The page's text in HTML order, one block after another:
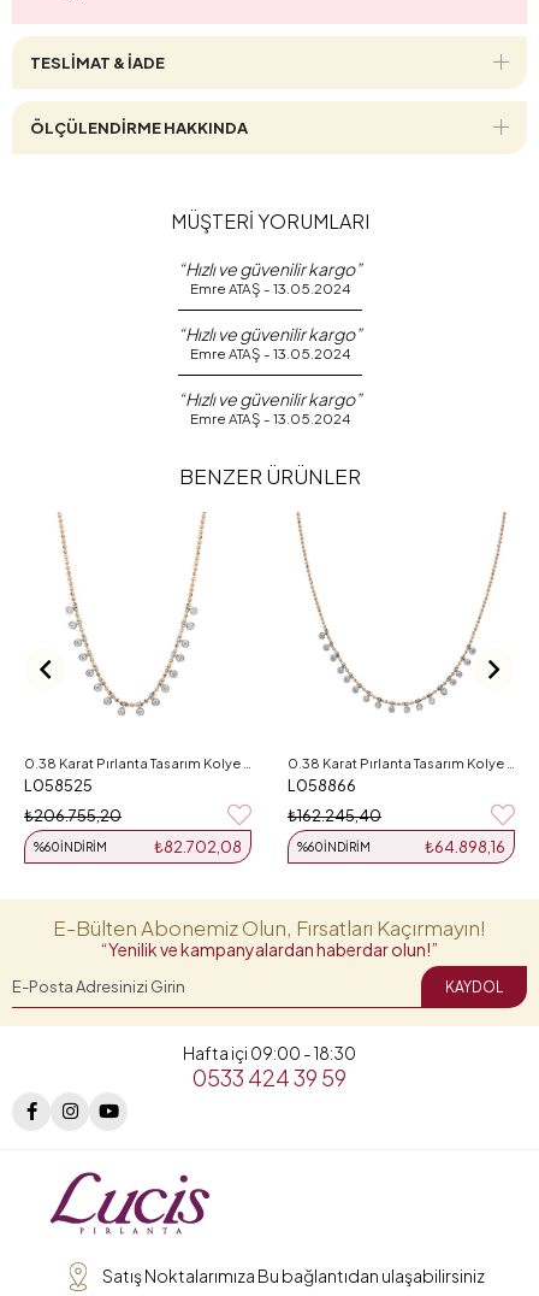
TESLİMAT & İADE
ÖLÇÜLENDİRME HAKKINDA
MÜŞTERİ YORUMLARI
“Hızlı ve güvenilir kargo”
Emre ATAŞ - 13.05.2024
“Hızlı ve güvenilir kargo”
Emre ATAŞ - 13.05.2024
“Hızlı ve güvenilir kargo”
Emre ATAŞ - 13.05.2024
BENZER ÜRÜNLER
L058525
₺82.702,08
%60İNDIRIM
₺206.755,20
L058866
₺64.898,16
%60İNDIRIM
₺162.245,40
E-Bülten Abonemiz Olun, Fırsatları Kaçırmayın!
“Yenilik ve kampanyalardan haberdar olun!”
KAYDOL
Hafta içi 09:00 - 18:30
0533 424 39 59
Satış Noktalarımıza Bu bağlantıdan ulaşabilirsiniz